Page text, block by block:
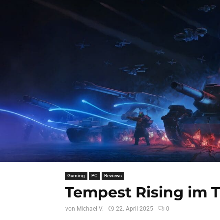
Gaming PC Reviews
Tempest Rising im
von Michael V. 22. April 2025 0